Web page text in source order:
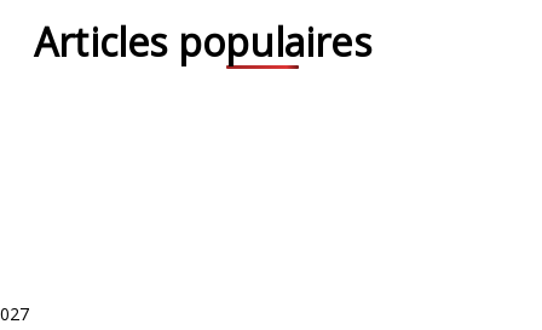
Articles populaires